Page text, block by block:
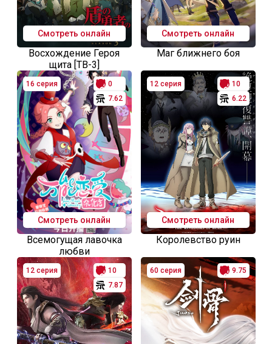
Смотреть онлайн
Восхождение Героя
щита [ТВ-3]
Смотреть онлайн
Маг ближнего боя
16 серия
0
7.62
Смотреть онлайн
Всемогущая лавочка
любви
12 серия
10
6.22
Смотреть онлайн
Королевство руин
12 серия
10
7.87
60 серия 9.75